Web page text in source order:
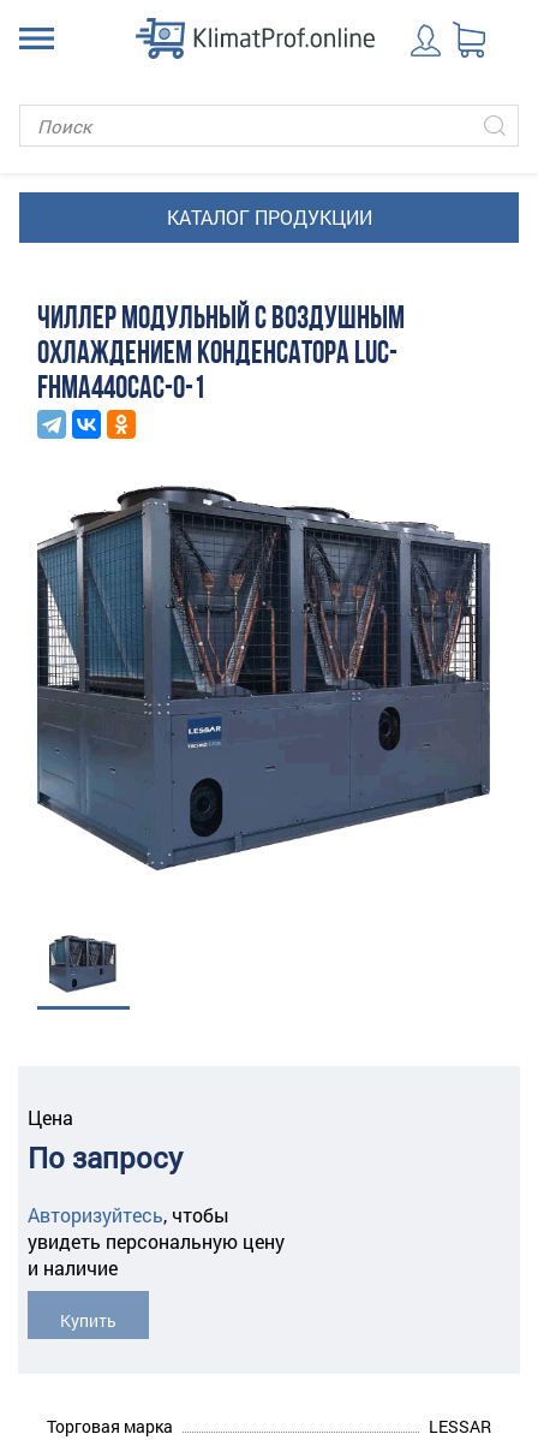
ЧИЛЛЕР МОДУЛЬНЫЙ С ВОЗДУШНЫМ
ОХЛАЖДЕНИЕМ КОНДЕНСАТОРА LUC-
FHMA440CAС-O-1
Цена
По запросу
Авторизуйтесь, чтобы
увидеть персональную цену
и наличие
Купить
Торговая марка
LESSAR